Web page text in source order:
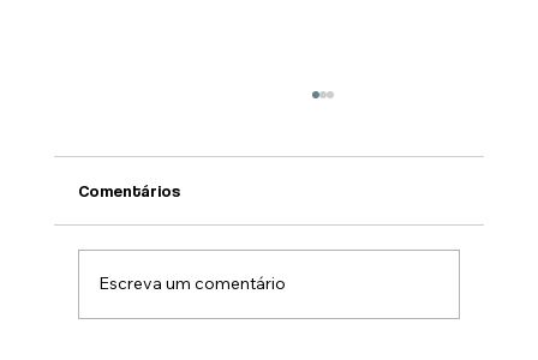
Comentários
Escreva um comentário